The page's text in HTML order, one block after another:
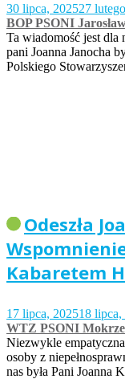
30 lipca, 202527
BOP PSONI
Ta wiadomość jest dla
pani Joanna Janocha
Polskiego
Odeszła
Kabaretem
17 lipca, 202518 lipca,
WTZ PSONI
Niezwykle
osoby z
nas była Pani Joanna